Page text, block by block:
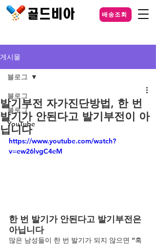
배송조회
게시물
블로그
블로그
YouTube
블로그
발기부전 자가진단방법, 한 번
발기가 안된다고 발기부전이 아
닙니다
https://www.youtube.com/watch?
v=ew26lvgC4eM
한 번 발기가 안된다고 발기부전은
아닙니다
많은 남성들이 한 번 발기가 되지 않으면 “혹